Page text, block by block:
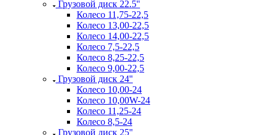
Грузовой диск 22.5''
Колесо 11,75-22,5
Колесо 13,00-22,5
Колесо 14,00-22,5
Колесо 7,5-22,5
Колесо 8,25-22,5
Колесо 9,00-22,5
Грузовой диск 24''
Колесо 10,00-24
Колесо 10,00W-24
Колесо 11,25-24
Колесо 8,5-24
Грузовой диск 25''